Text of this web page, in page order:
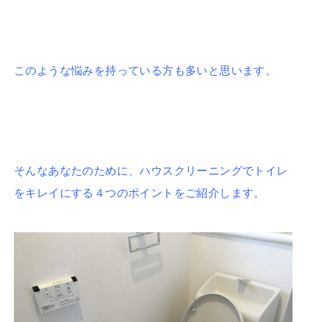
このような悩みを持っている方も多いと思います。
そんなあなたのために、ハウスクリーニングでトイレ
をキレイにする４つのポイントをご紹介します。